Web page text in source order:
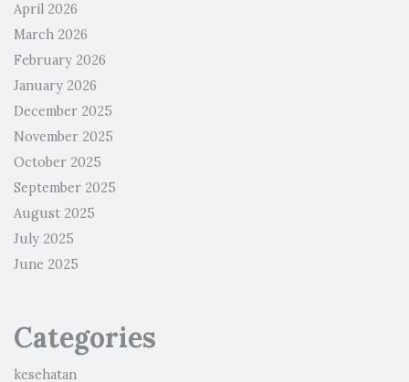
April 2026
March 2026
February 2026
January 2026
December 2025
November 2025
October 2025
September 2025
August 2025
July 2025
June 2025
Categories
kesehatan